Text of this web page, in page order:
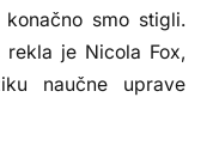
smo stigli.
rekla je Nicola Fox,
naučne uprave